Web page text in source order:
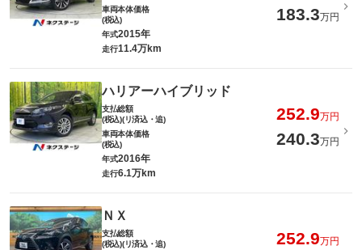
車両本体価格
(税込)
183.3万円
年式2015年
走行11.4万km
ハリアーハイブリッド
支払総額
(税込)(リ済込・追)
252.9万円
車両本体価格
(税込)
240.3万円
年式2016年
走行6.1万km
ＮＸ
支払総額
(税込)(リ済込・追)
252.9万円